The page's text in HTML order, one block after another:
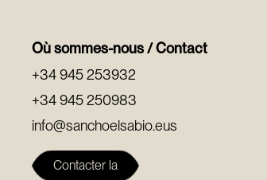
Où sommes-nous / Contact
+34 945 253932
+34 945 250983
info@sanchoelsabio.eus
Contacter la